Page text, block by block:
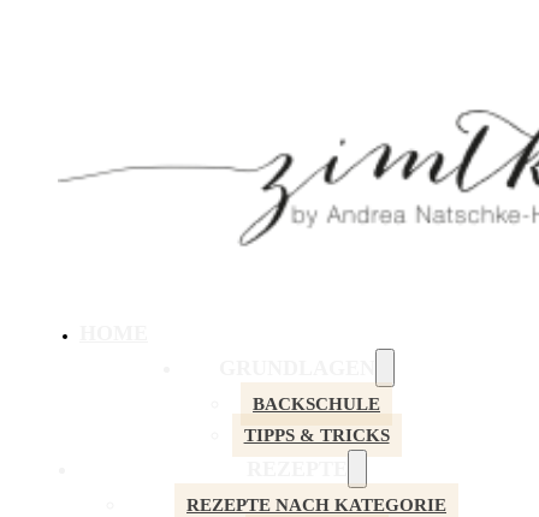
BACKSCHULE
TIPPS & TRICKS
REZEPTE NACH KATEGORIE